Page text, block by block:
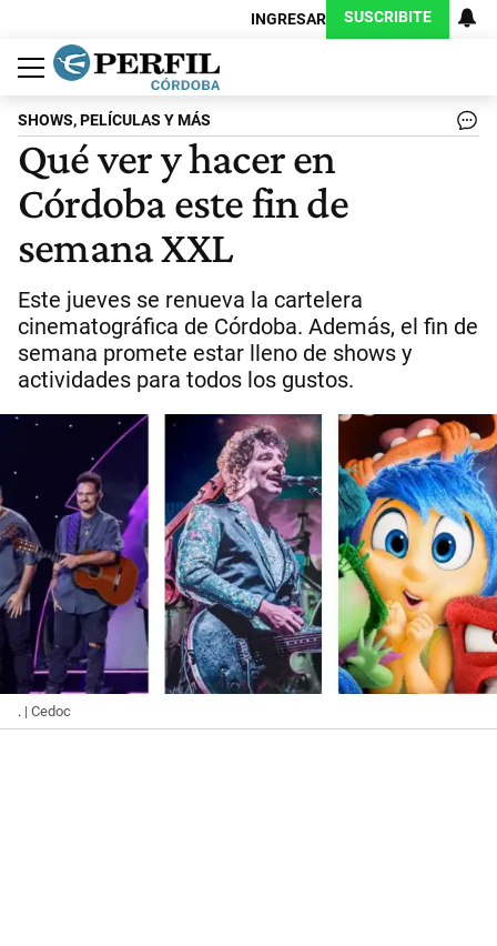
INGRESAR SUSCRIBITE
Política
Economía
Judiciales
Sociedad
Cultura
Espectáculos
Deportes
Protagonistas
SHOWS, PELÍCULAS Y MÁS
Qué ver y hacer en
Córdoba este fin de
semana XXL
Este jueves se renueva la cartelera
cinematográfica de Córdoba. Además, el fin de
semana promete estar lleno de shows y
actividades para todos los gustos.
. | Cedoc